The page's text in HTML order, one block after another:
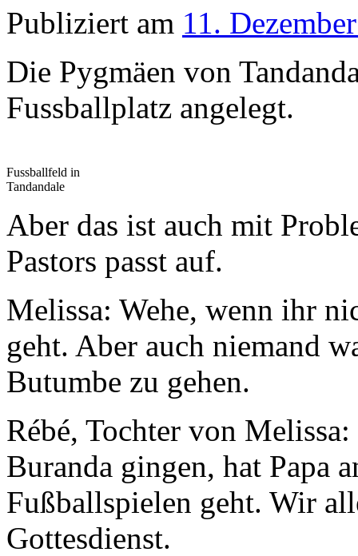
Publiziert am 11.
Die Pygmäen von
Fussballplatz angelegt.
Fussballfeld in
Tandandale
Aber das ist auch mit
Pastors passt auf.
Melissa: Wehe, wenn ihr
geht. Aber auch niemand
Butumbe zu gehen.
Rébé, Tochter von
Buranda gingen, hat Papa
Fußballspielen geht. Wir
Gottesdienst.